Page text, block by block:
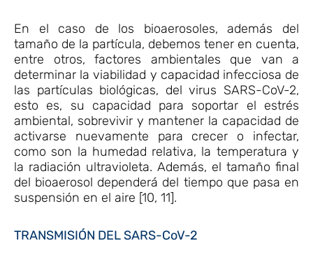
En el caso de los bioaerosoles, además del
tamaño de la partícula, debemos tener en cuenta,
entre otros, factores ambientales que van a
determinar la viabilidad y capacidad infecciosa de
las partículas biológicas, del virus SARS-CoV-2,
esto es, su capacidad para soportar el estrés
ambiental, sobrevivir y mantener la capacidad de
activarse nuevamente para crecer o infectar,
como son la humedad relativa, la temperatura y
la radiación ultravioleta. Además, el tamaño final
del bioaerosol dependerá del tiempo que pasa en
suspensión en el aire [10, 11].
TRANSMISIÓN DEL SARS-CoV-2